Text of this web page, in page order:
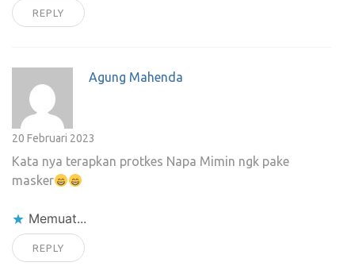
REPLY
Agung Mahenda
20 Februari 2023
Kata nya terapkan protkes Napa Mimin ngk pake
masker
Memuat...
REPLY